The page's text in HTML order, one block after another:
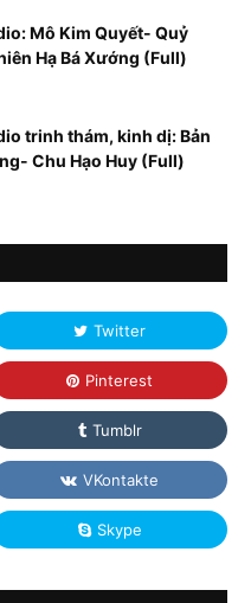
Mô Kim Quyết- Quỷ
Hạ Bá Xướng (Full)
trinh thám, kinh dị: Bản
Chu Hạo Huy (Full)